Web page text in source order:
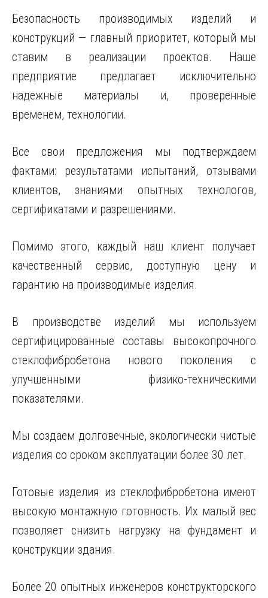
Безопасность производимых изделий и
конструкций — главный приоритет, который мы
ставим в реализации проектов. Наше
предприятие предлагает исключительно
надежные материалы и, проверенные
временем, технологии.
Все свои предложения мы подтверждаем
фактами: результатами испытаний, отзывами
клиентов, знаниями опытных технологов,
сертификатами и разрешениями.
Помимо этого, каждый наш клиент получает
качественный сервис, доступную цену и
гарантию на производимые изделия.
В производстве изделий мы используем
сертифицированные составы высокопрочного
стеклофибробетона нового поколения с
улучшенными физико-техническими
показателями.
Мы создаем долговечные, экологически чистые
изделия со сроком эксплуатации более 30 лет.
Готовые изделия из стеклофибробетона имеют
высокую монтажную готовность. Их малый вес
позволяет снизить нагрузку на фундамент и
конструкции здания.
Более 20 опытных инженеров конструкторского